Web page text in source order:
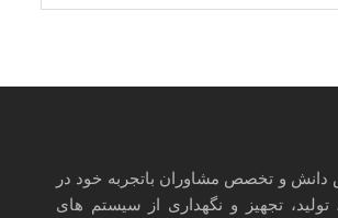
و تخصص مشاوران باتجربه خود در
تجهیز و نگهداری از سیستم های